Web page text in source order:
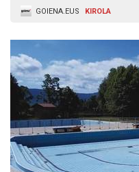
GOIENA.EUS KIROLA